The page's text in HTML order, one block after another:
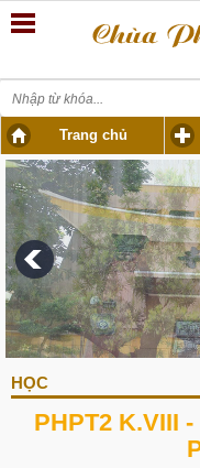
Trang chủ
HỌC
PHPT2 K.VIII